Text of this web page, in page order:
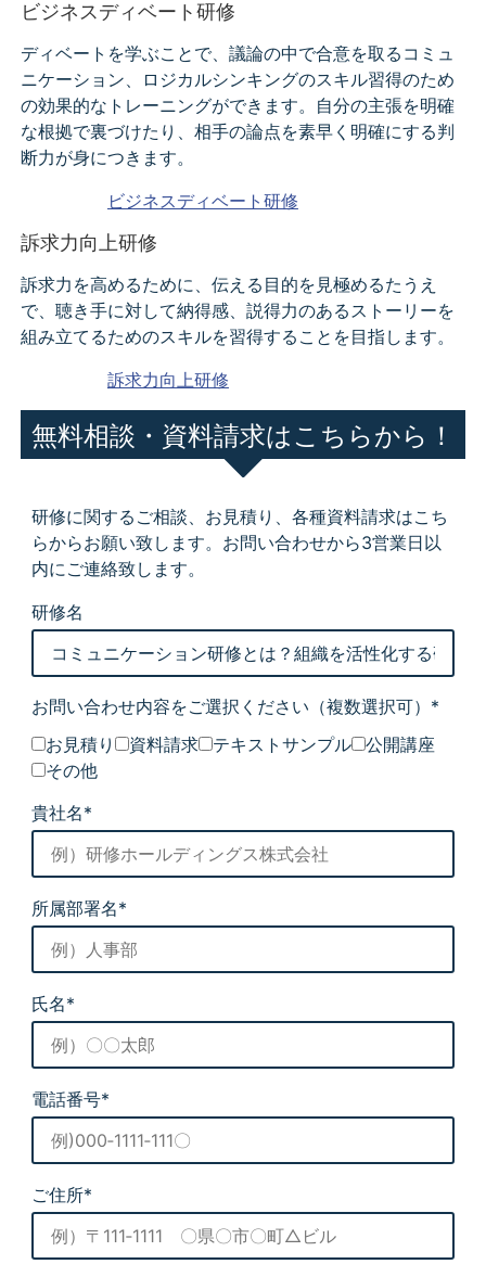
ビジネスディベート研修
ディベートを学ぶことで、議論の中で合意を取るコミュ
ニケーション、ロジカルシンキングのスキル習得のため
の効果的なトレーニングができます。自分の主張を明確
な根拠で裏づけたり、相手の論点を素早く明確にする判
断力が身につきます。
ビジネスディベート研修
訴求力向上研修
訴求力を高めるために、伝える目的を見極めるたうえ
で、聴き手に対して納得感、説得力のあるストーリーを
組み立てるためのスキルを習得することを目指します。
訴求力向上研修
無料相談・資料請求はこちらから！
研修に関するご相談、お見積り、各種資料請求はこち
らからお願い致します。お問い合わせから3営業日以
内にご連絡致します。
研修名
お問い合わせ内容をご選択ください （複数選択可）*
お見積り
資料請求 テキストサンプル
公開講座
その他
貴社名*
所属部署名*
氏名*
電話番号*
ご住所*